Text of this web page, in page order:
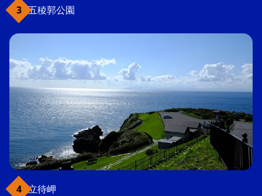
五稜郭公園
立待岬